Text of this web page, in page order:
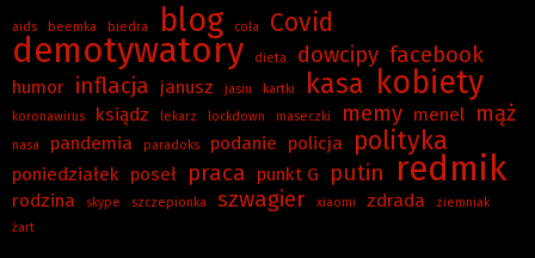
aids beemka biedra blog cola Covid
demotywatory dieta dowcipy facebook
humor inflacja janusz jasiu kartki kasa kobiety
koronawirus ksiądz lekarz lockdown maseczki memy menel mąż
nasa pandemia paradoks podanie policja polityka
poniedziałek poseł praca punkt G putin redmik
rodzina skype szczepionka szwagier xiaomi zdrada
ziemniak
żart